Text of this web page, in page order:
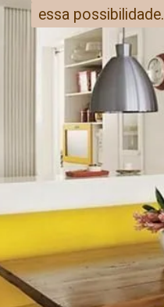
essa possibilidade.
essa possibilidade.